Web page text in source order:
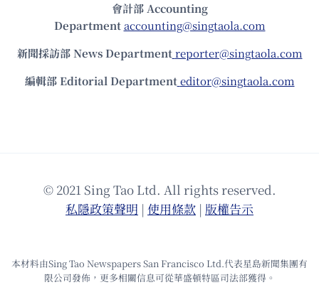
會計部 Accounting
Department accounting@singtaola.com
新聞採訪部 News Department reporter@singtaola.com
編輯部 Editorial Department editor@singtaola.com
© 2021 Sing Tao Ltd. All rights reserved.
私隱政策聲明 | 使⽤條款 | 版權告⽰
本材料由Sing Tao Newspapers San Francisco Ltd.代表星島新聞集團有
限公司發佈，更多相關信息可從華盛頓特區司法部獲得。